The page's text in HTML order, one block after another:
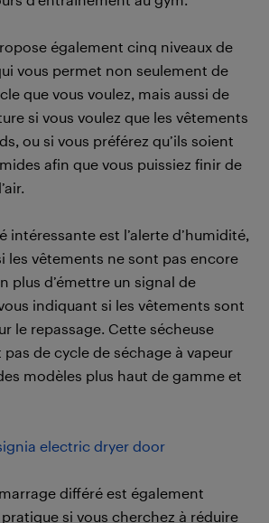
également cinq niveaux de
vous permet non seulement de
que vous voulez, mais aussi de
si vous voulez que les vêtements
ou si vous préférez qu’ils soient
afin que vous puissiez finir de
intéressante est l’alerte d’humidité,
les vêtements ne sont pas encore
plus d’émettre un signal de
indiquant si les vêtements sont
le repassage. Cette sécheuse
pas de cycle de séchage à vapeur
modèles plus haut de gamme et
différé est également
si vous cherchez à réduire